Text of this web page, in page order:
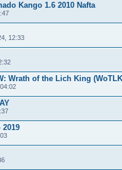
Kango 1.6 2010 Nafta
12:33
Wrath of the Lich King